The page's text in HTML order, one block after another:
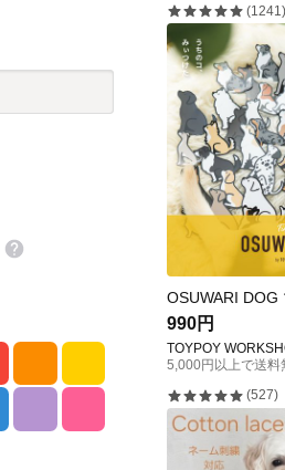
(1241)
OSUWARI DOG
990円
TOYPOY
5,000円以上で送料
(527)